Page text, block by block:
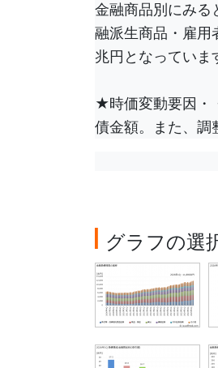
金融商品別にみ
融派生商品・雇用
兆円となっていま
★時価変動要因・
債金額。また、調
グラフの選